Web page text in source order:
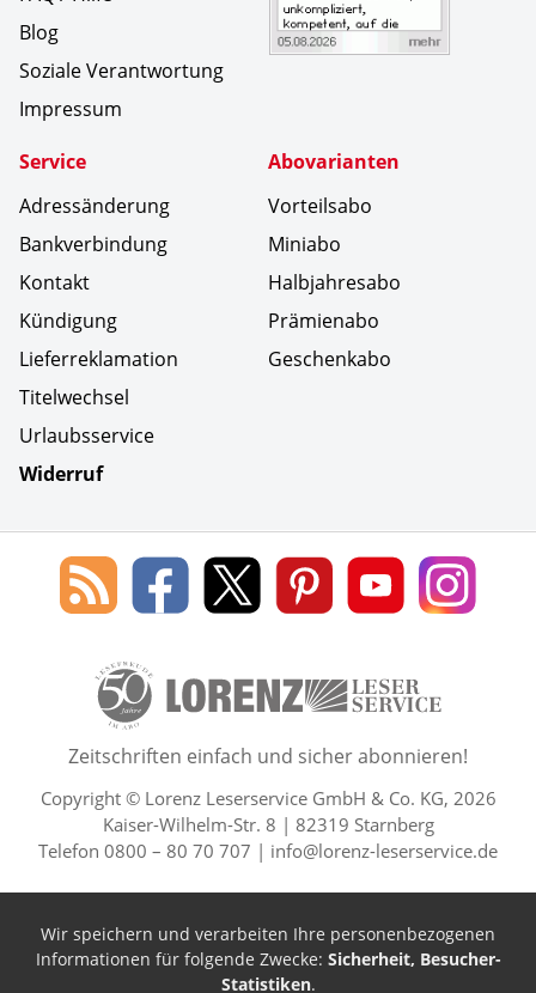
Blog
Soziale Verantwortung
Impressum
Service
Adressänderung
Bankverbindung
Kontakt
Kündigung
Lieferreklamation
Titelwechsel
Urlaubsservice
Widerruf
Abovarianten
Vorteilsabo
Miniabo
Halbjahresabo
Prämienabo
Geschenkabo
Social Media
Blog
des
Leserservice
Lorenz
Leserservice
Lorenz
Leserservice
Lorenz
Leserservice
Lorenz
Leserservice
Lorenz
50 Lesefreude im Abo Jahre
Zeitschriften einfach und sicher abonnieren!
Copyright © Lorenz Leserservice GmbH & Co. KG, 2026
Kaiser-Wilhelm-Str. 8 | 82319 Starnberg
Telefon 0800 – 80 70 707 | info@lorenz-leserservice.de
Wir speichern und verarbeiten Ihre personenbezogenen
Informationen für folgende Zwecke: Sicherheit, Besucher-
Statistiken.